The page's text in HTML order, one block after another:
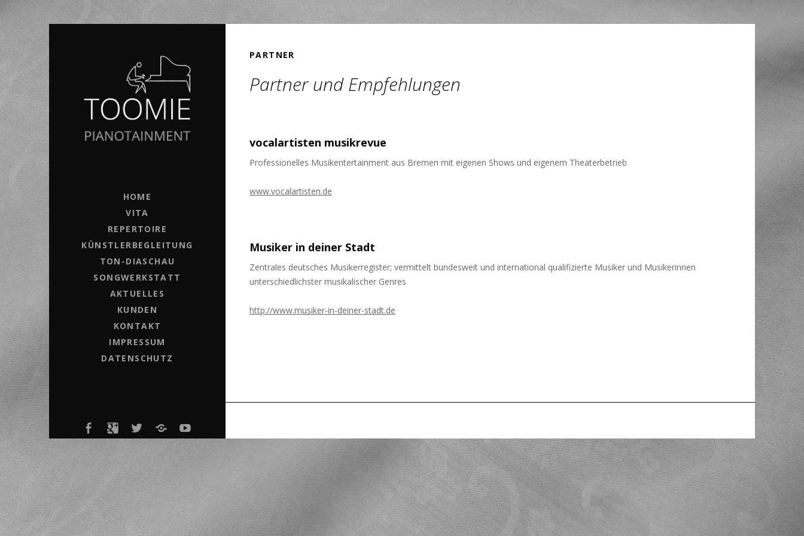
HOME
VITA
REPERTOIRE
KÜNSTLERBEGLEITUNG
TON-DIASCHAU
SONGWERKSTATT
AKTUELLES
KUNDEN
KONTAKT
IMPRESSUM
DATENSCHUTZ
PARTNER
Partner und Empfehlungen
vocalartisten musikrevue
Professionelles Musikentertainment aus Bremen mit eigenen Shows und eigenem Theaterbetrieb
www.vocalartisten.de
Musiker in deiner Stadt
Zentrales deutsches Musikerregister; vermittelt bundesweit und international qualifizierte Musiker und Musikerinnen
unterschiedlichster musikalischer Genres
http://www.musiker-in-deiner-stadt.de
MENÜELEMENT
MENÜELEMENT
MENÜELEMENT
MENÜELEMENT
KANAL